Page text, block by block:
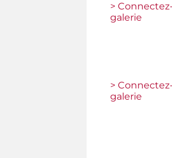
>
galerie
>
galerie